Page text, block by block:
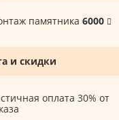
памятника 6000
и скидки
оплата 30% от